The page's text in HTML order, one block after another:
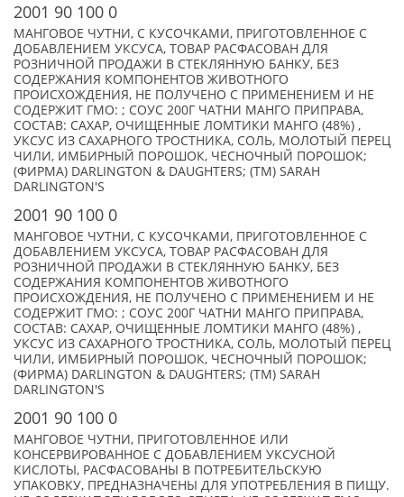
2001 90 100 0
МАНГОВОЕ ЧУТНИ, С КУСОЧКАМИ, ПРИГОТОВЛЕННОЕ С
ДОБАВЛЕНИЕМ УКСУСА, ТОВАР РАСФАСОВАН ДЛЯ
РОЗНИЧНОЙ ПРОДАЖИ В СТЕКЛЯННУЮ БАНКУ, БЕЗ
СОДЕРЖАНИЯ КОМПОНЕНТОВ ЖИВОТНОГО
ПРОИСХОЖДЕНИЯ, НЕ ПОЛУЧЕНО С ПРИМЕНЕНИЕМ И НЕ
СОДЕРЖИТ ГМО: ; СОУС 200Г ЧАТНИ МАНГО ПРИПРАВА,
СОСТАВ: САХАР, ОЧИЩЕННЫЕ ЛОМТИКИ МАНГО (48%) ,
УКСУС ИЗ САХАРНОГО ТРОСТНИКА, СОЛЬ, МОЛОТЫЙ ПЕРЕЦ
ЧИЛИ, ИМБИРНЫЙ ПОРОШОК, ЧЕСНОЧНЫЙ ПОРОШОК;
(ФИРМА) DARLINGTON & DAUGHTERS; (TM) SARAH
DARLINGTON'S
2001 90 100 0
МАНГОВОЕ ЧУТНИ, С КУСОЧКАМИ, ПРИГОТОВЛЕННОЕ С
ДОБАВЛЕНИЕМ УКСУСА, ТОВАР РАСФАСОВАН ДЛЯ
РОЗНИЧНОЙ ПРОДАЖИ В СТЕКЛЯННУЮ БАНКУ, БЕЗ
СОДЕРЖАНИЯ КОМПОНЕНТОВ ЖИВОТНОГО
ПРОИСХОЖДЕНИЯ, НЕ ПОЛУЧЕНО С ПРИМЕНЕНИЕМ И НЕ
СОДЕРЖИТ ГМО: ; СОУС 200Г ЧАТНИ МАНГО ПРИПРАВА,
СОСТАВ: САХАР, ОЧИЩЕННЫЕ ЛОМТИКИ МАНГО (48%) ,
УКСУС ИЗ САХАРНОГО ТРОСТНИКА, СОЛЬ, МОЛОТЫЙ ПЕРЕЦ
ЧИЛИ, ИМБИРНЫЙ ПОРОШОК, ЧЕСНОЧНЫЙ ПОРОШОК;
(ФИРМА) DARLINGTON & DAUGHTERS; (TM) SARAH
DARLINGTON'S
2001 90 100 0
МАНГОВОЕ ЧУТНИ, ПРИГОТОВЛЕННОЕ ИЛИ
КОНСЕРВИРОВАННОЕ С ДОБАВЛЕНИЕМ УКСУСНОЙ
КИСЛОТЫ, РАСФАСОВАНЫ В ПОТРЕБИТЕЛЬСКУЮ
УПАКОВКУ, ПРЕДНАЗНАЧЕНЫ ДЛЯ УПОТРЕБЛЕНИЯ В ПИЩУ.